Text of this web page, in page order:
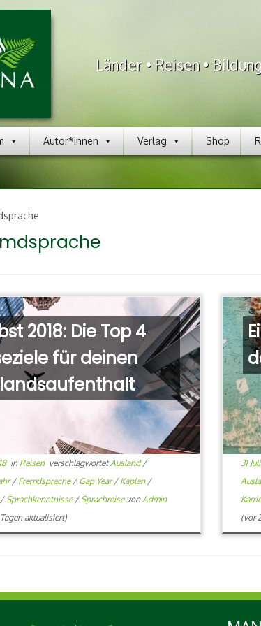
Länder • Reisen •
Autor*innen Verlag Shop
2018: Die Top 4
für deinen
in Reisen verschlagwortetAusland/
/ Fremdsprache / Gap Year/ Kaplan /
/ Sprachkenntnisse / Sprachreise von Admin
aktualisiert)
31
(vor